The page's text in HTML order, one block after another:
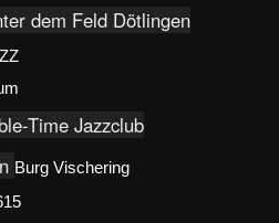
dem Feld Dötlingen
Time Jazzclub
Burg Vischering